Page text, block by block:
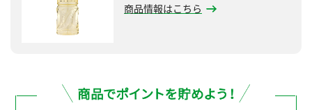
商品情報はこちら